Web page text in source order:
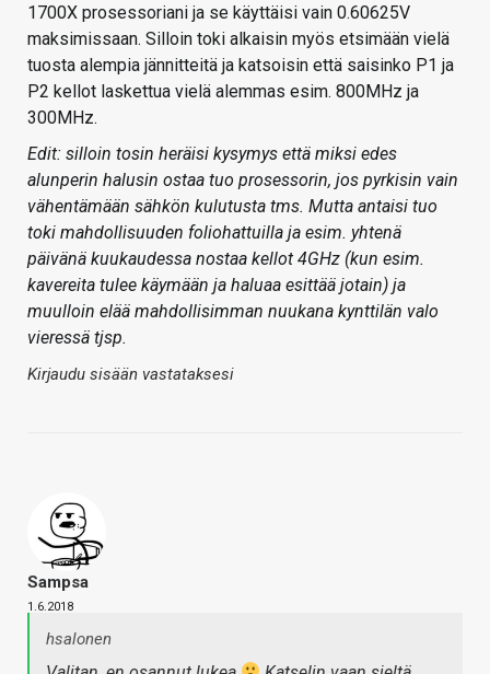
1700X prosessoriani ja se käyttäisi vain 0.60625V
maksimissaan. Silloin toki alkaisin myös etsimään vielä
tuosta alempia jännitteitä ja katsoisin että saisinko P1 ja
P2 kellot laskettua vielä alemmas esim. 800MHz ja
300MHz.
Edit: silloin tosin heräisi kysymys että miksi edes
alunperin halusin ostaa tuo prosessorin, jos pyrkisin vain
vähentämään sähkön kulutusta tms. Mutta antaisi tuo
toki mahdollisuuden foliohattuilla ja esim. yhtenä
päivänä kuukaudessa nostaa kellot 4GHz (kun esim.
kavereita tulee käymään ja haluaa esittää jotain) ja
muulloin elää mahdollisimman nuukana kynttilän valo
vieressä tjsp.
Kirjaudu sisään vastataksesi
Sampsa
1.6.2018
hsalonen